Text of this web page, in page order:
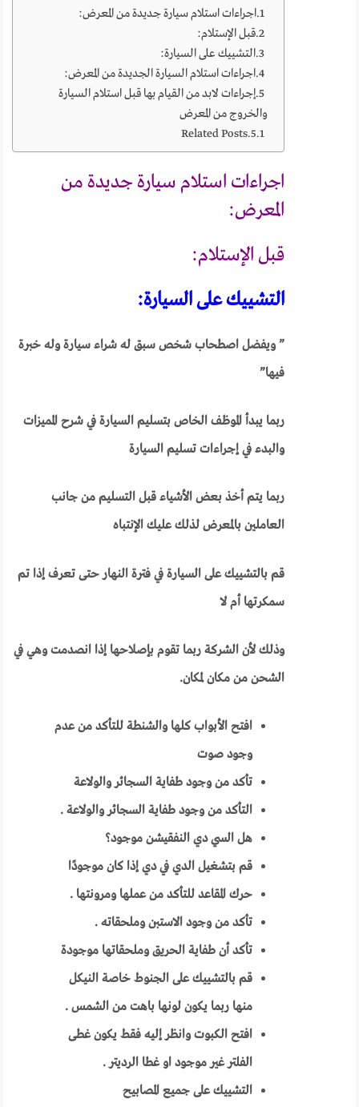
اجراءات استلام سيارة جديدة من المعرض:
قبل الإستلام:
التشييك على السيارة:
اجراءات استلام السيارة الجديدة من المعرض:
إجراءات لابد من القيام بها قبل استلام السيارة
والخروج من المعرض
Related Posts
اجراءات استلام سيارة جديدة من
المعرض:
قبل الإستلام:
التشييك على السيارة:
” ويفضل اصطحاب شخص سبق له شراء سيارة وله خبرة
فيها”
ربما يبدأ الموظف الخاص بتسليم السيارة في شرح المميزات
والبدء في إجراءات تسليم السيارة
ربما يتم أخذ بعض الأشياء قبل التسليم من جانب
العاملين بالمعرض لذلك عليك الإنتباه
قم بالتشييك على السيارة في فترة النهار حتى تعرف إذا تم
سمكرتها أم لا
وذلك لأن الشركة ربما تقوم بإصلاحها إذا انصدمت وهي في
الشحن من مكان لمكان.
افتح الأبواب كلها والشنطة للتأكد من عدم
وجود صوت
تأكد من وجود طفاية السجائر والولاعة
التأكد من وجود طفاية السجائر والولاعة .
هل السي دي النفقيشن موجود؟
قم بتشغيل الدي في دي إذا كان موجودًا
حرك المقاعد للتأكد من عملها ومرونتها .
تأكد من وجود الاستبن وملحقاته .
تأكد أن طفاية الحريق وملحقاتها موجودة
قم بالتشييك على الجنوط خاصة النيكل
منها ربما يكون لونها باهت من الشمس .
افتح الكبوت وانظر إليه فقط يكون غطى
الفلتر غير موجود او غطا الرديتر .
التشييك على جميع المصابيح